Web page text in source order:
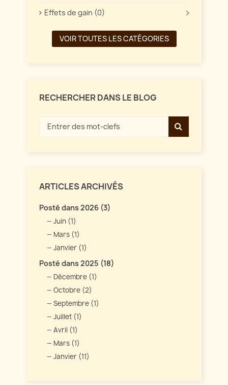
Effets de gain (0)
VOIR TOUTES LES CATÉGORIES
RECHERCHER DANS LE BLOG
ARTICLES ARCHIVÉS
Posté dans 2026 (3)
Juin (1)
Mars (1)
Janvier (1)
Posté dans 2025 (18)
Décembre (1)
Octobre (2)
Septembre (1)
Juillet (1)
Avril (1)
Mars (1)
Janvier (11)